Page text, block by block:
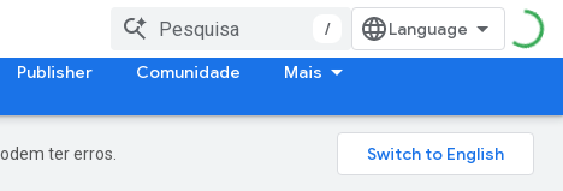
/
Publisher Comunidade Mais
ter erros.